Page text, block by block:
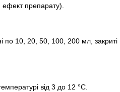
ефект препарату).
10, 20, 50, 100, 200 мл, закриті
від 3 до 12 °С.